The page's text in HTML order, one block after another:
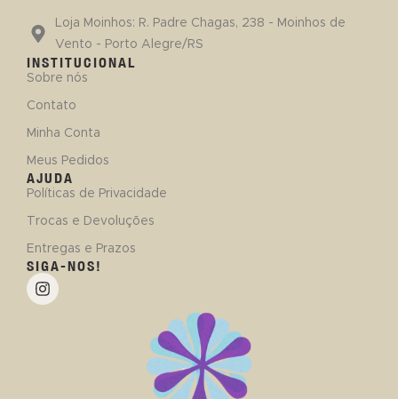
Loja Moinhos: R. Padre Chagas, 238 - Moinhos de
Vento - Porto Alegre/RS
INSTITUCIONAL
Sobre nós
Contato
Minha Conta
Meus Pedidos
AJUDA
Políticas de Privacidade
Trocas e Devoluções
Entregas e Prazos
SIGA-NOS!